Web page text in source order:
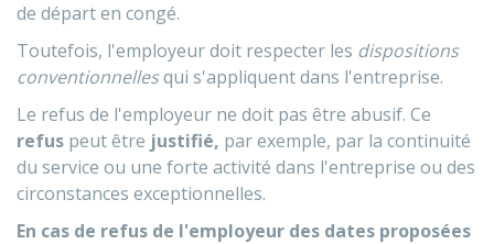
de départ en congé.
Toutefois, l'employeur doit respecter les dispositions
conventionnellesqui s'appliquent dans l'entreprise.
Le refus de l'employeur ne doit pas être abusif. Ce
refus peut être justifié, par exemple, par la continuité
du service ou une forte activité dans l'entreprise ou des
circonstances exceptionnelles.
En cas de refus de l'employeur des dates proposées